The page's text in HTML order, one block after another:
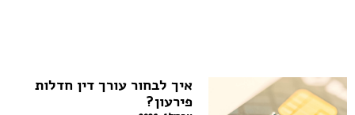
איך לבחור עורך דין חדלות
פירעון?